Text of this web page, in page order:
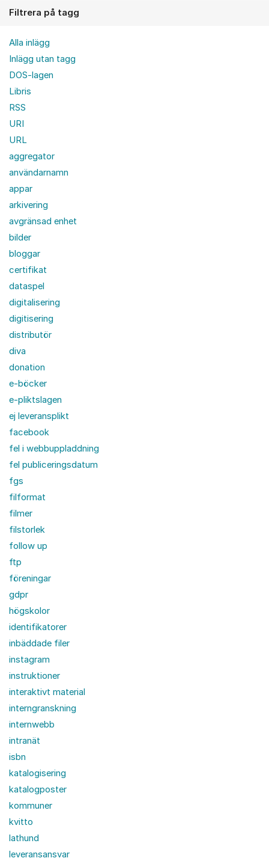
Filtrera på tagg
Alla inlägg
Inlägg utan tagg
DOS-lagen
Libris
RSS
URI
URL
aggregator
användarnamn
appar
arkivering
avgränsad enhet
bilder
bloggar
certifikat
dataspel
digitalisering
digitisering
distributör
diva
donation
e-böcker
e-pliktslagen
ej leveransplikt
facebook
fel i webbuppladdning
fel publiceringsdatum
fgs
filformat
filmer
filstorlek
follow up
ftp
föreningar
gdpr
högskolor
identifikatorer
inbäddade filer
instagram
instruktioner
interaktivt material
interngranskning
internwebb
intranät
isbn
katalogisering
katalogposter
kommuner
kvitto
lathund
leveransansvar